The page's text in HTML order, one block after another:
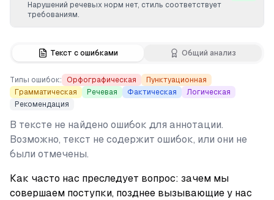
Текст с ошибками Общий анализ
Типы ошибок: Орфографическая
Пунктуационная
Грамматическая
Речевая Фактическая
Логическая
Рекомендация
В тексте не найдено ошибок для аннотации.
Возможно, текст не содержит ошибок, или они не
были отмечены.
Как часто нас преследует вопрос: зачем мы
совершаем поступки, позднее вызывающие у нас
Нарушений речевых норм нет, стиль соответствует
требованиям.